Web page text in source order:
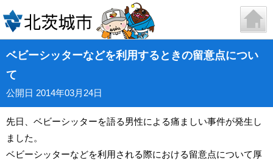
ベビーシッターなどを利用するときの留意点につい
て
公開日 2014年03月24日
先日、ベビーシッターを語る男性による痛ましい事件が発生し
ました。
ベビーシッターなどを利用される際における留意点について厚